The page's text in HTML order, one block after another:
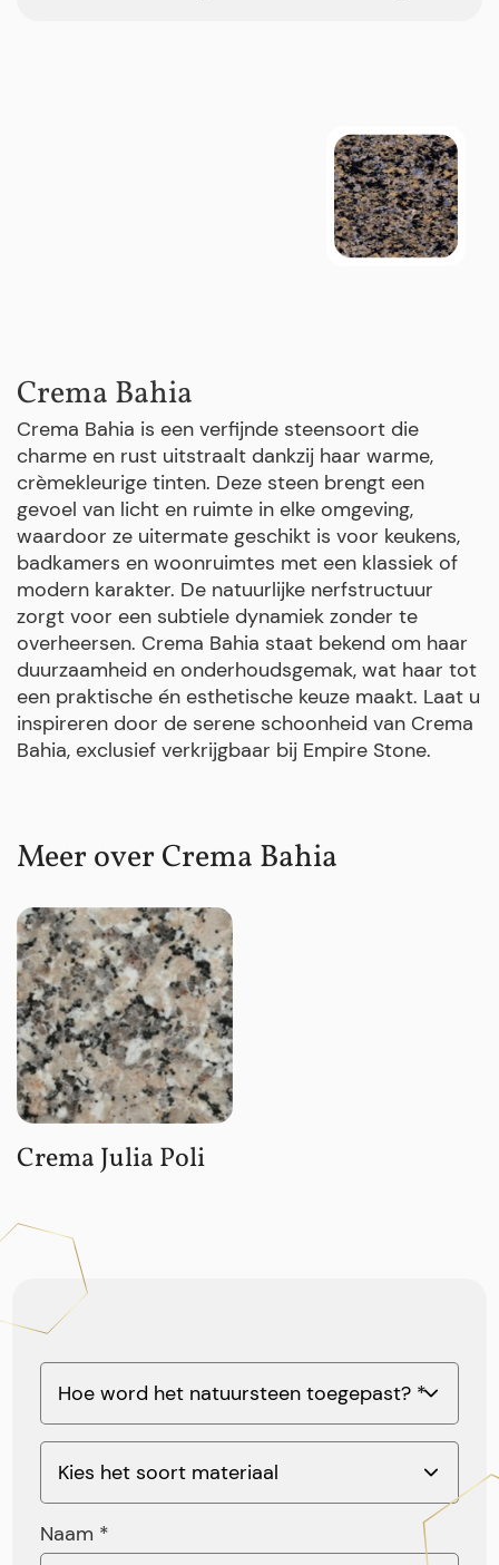
Crema Bahia
Crema Bahia is een verfijnde steensoort die
charme en rust uitstraalt dankzij haar warme,
crèmekleurige tinten. Deze steen brengt een
gevoel van licht en ruimte in elke omgeving,
waardoor ze uitermate geschikt is voor keukens,
badkamers en woonruimtes met een klassiek of
modern karakter. De natuurlijke nerfstructuur
zorgt voor een subtiele dynamiek zonder te
overheersen. Crema Bahia staat bekend om haar
duurzaamheid en onderhoudsgemak, wat haar tot
een praktische én esthetische keuze maakt. Laat u
inspireren door de serene schoonheid van Crema
Bahia, exclusief verkrijgbaar bij Empire Stone.
Meer over Crema Bahia
Crema Julia Poli
Naam *